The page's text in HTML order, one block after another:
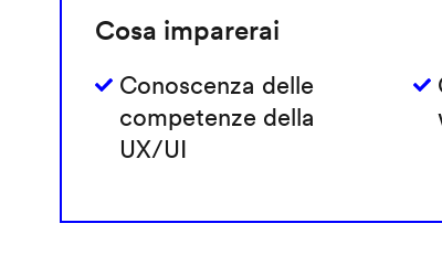
Cosa imparerai
Conoscenza delle
competenze della
UX/UI